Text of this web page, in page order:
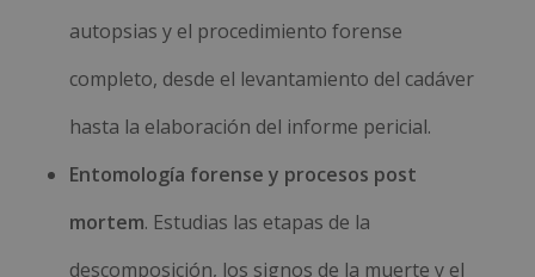
autopsias y el procedimiento forense
completo, desde el levantamiento del cadáver
hasta la elaboración del informe pericial.
Entomología forense y procesos post
mortem. Estudias las etapas de la
descomposición, los signos de la muerte y el